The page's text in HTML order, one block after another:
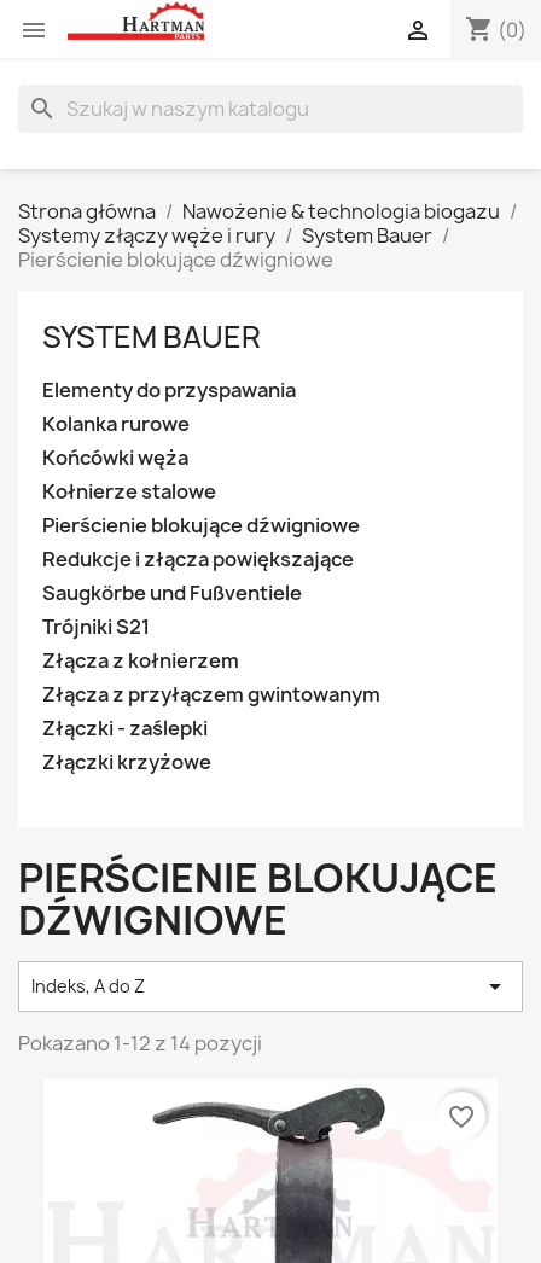
 shopping_cart (0)

search
Strona główna
Nawożenie & technologia biogazu
Systemy złączy węże i rury
System Bauer
Pierścienie blokujące dźwigniowe
SYSTEM BAUER
Elementy do przyspawania
Kolanka rurowe
Końcówki węża
Kołnierze stalowe
Pierścienie blokujące dźwigniowe
Redukcje i złącza powiększające
Saugkörbe und Fußventiele
Trójniki S21
Złącza z kołnierzem
Złącza z przyłączem gwintowanym
Złączki - zaślepki
Złączki krzyżowe
PIERŚCIENIE BLOKUJĄCE
DŹWIGNIOWE
Indeks, A do Z 
Pokazano 1-12 z 14 pozycji
favorite_border